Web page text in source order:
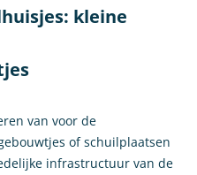
kleine
van voor de
of schuilplaatsen
infrastructuur van de